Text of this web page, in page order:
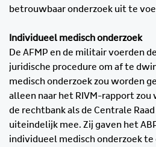
betrouwbaar onderzoek uit te
Individueel medisch onderzoek
De AFMP en de militair voerden
juridische procedure om af te
medisch onderzoek zou worden
alleen naar het RIVM-rapport zou
de rechtbank als de Centrale
uiteindelijk mee. Zij gaven het
individueel medisch onderzoek te